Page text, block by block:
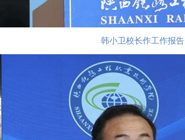
韩小卫校长作工作报告